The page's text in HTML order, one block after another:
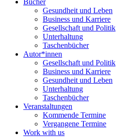
Gesundheit und Leben
Business und Karriere
Gesellschaft und Politik
Unterhaltung
Taschenbücher
Autor*innen
Gesellschaft und Politik
Business und Karriere
Gesundheit und Leben
Unterhaltung
Taschenbücher
Veranstaltungen
Kommende Termine
Vergangene Termine
Work with us